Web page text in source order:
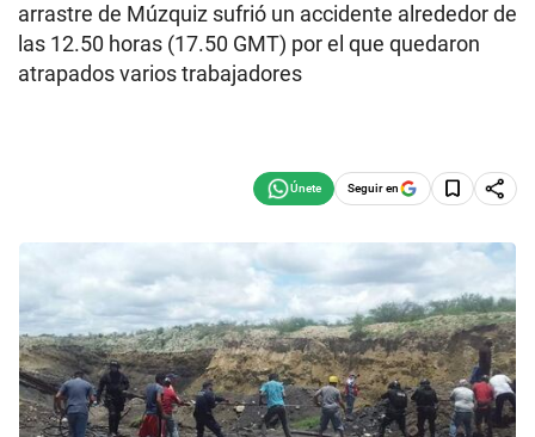
arrastre de Múzquiz sufrió un accidente alrededor de
las 12.50 horas (17.50 GMT) por el que quedaron
atrapados varios trabajadores
Seguir en